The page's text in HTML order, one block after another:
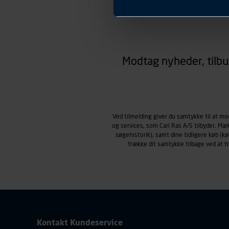
hjemmesiden ser ud eller
Carl Ras anvender
henblik på markedsføring,
personoplysninger om
Vi henviser endvidere til
personoplysninger.
Modtag nyheder,
Ved tilmelding giver du samtykke til at
og services, som Carl Ras A/S tilbyder.
søgehistorik), samt dine tidligere køb
trække dit samtykke tilbage ved at
Kontakt Kundeservice